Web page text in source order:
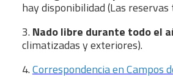
hay disponibilidad (Las reservas
3. Nado libre durante todo el
climatizadas y exteriores).
4.Correspondencia en Campos